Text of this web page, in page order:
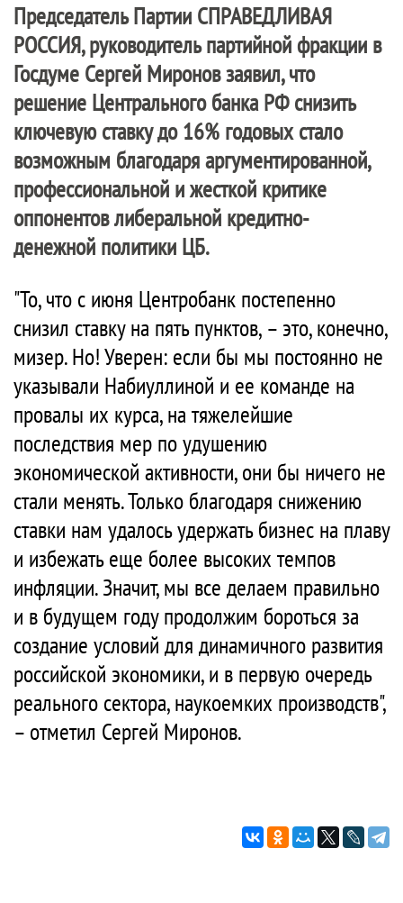
Председатель Партии СПРАВЕДЛИВАЯ
РОССИЯ, руководитель партийной фракции в
Госдуме Сергей Миронов заявил, что
решение Центрального банка РФ снизить
ключевую ставку до 16% годовых стало
возможным благодаря аргументированной,
профессиональной и жесткой критике
оппонентов либеральной кредитно-
денежной политики ЦБ.
"То, что с июня Центробанк постепенно
снизил ставку на пять пунктов, – это, конечно,
мизер. Но! Уверен: если бы мы постоянно не
указывали Набиуллиной и ее команде на
провалы их курса, на тяжелейшие
последствия мер по удушению
экономической активности, они бы ничего не
стали менять. Только благодаря снижению
ставки нам удалось удержать бизнес на плаву
и избежать еще более высоких темпов
инфляции. Значит, мы все делаем правильно
и в будущем году продолжим бороться за
создание условий для динамичного развития
российской экономики, и в первую очередь
реального сектора, наукоемких производств",
– отметил Сергей Миронов.